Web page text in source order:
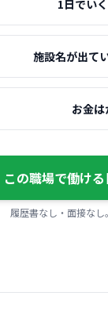
1日でい
施設名が出て
お金は
この職場で働ける
履歴書なし・面接な